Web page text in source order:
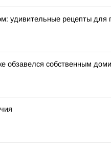
удивительные рецепты для
обзавелся собственным